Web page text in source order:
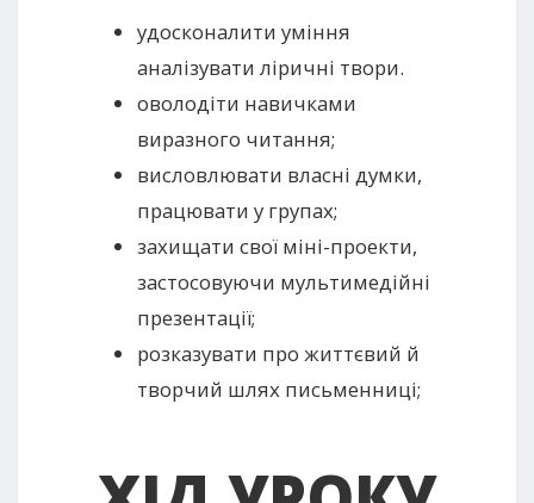
удосконалити уміння
аналізувати ліричні твори.
оволодіти навичками
виразного читання;
висловлювати власні думки,
працювати у групах;
захищати свої міні-проекти,
застосовуючи мультимедійні
презентації;
розказувати про життєвий й
творчий шлях письменниці;